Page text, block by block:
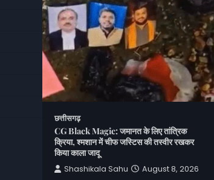
छत्तीसगढ़
CG Black Magic: जमानत के लिए तांत्रिक
क्रिया, श्मशान में चीफ जस्टिस की तस्वीर रखकर
किया काला जादू
Shashikala Sahu August 8, 2026